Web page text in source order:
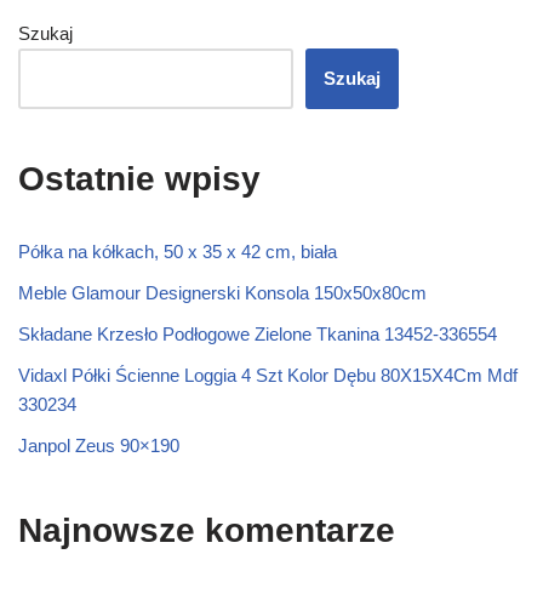
Szukaj
Szukaj
Ostatnie wpisy
Półka na kółkach, 50 x 35 x 42 cm, biała
Meble Glamour Designerski Konsola 150x50x80cm
Składane Krzesło Podłogowe Zielone Tkanina 13452-336554
Vidaxl Półki Ścienne Loggia 4 Szt Kolor Dębu 80X15X4Cm Mdf
330234
Janpol Zeus 90×190
Najnowsze komentarze